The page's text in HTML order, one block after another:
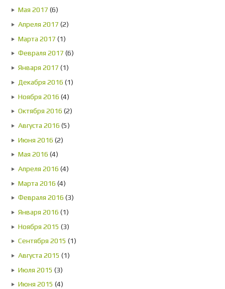
Мая 2017 (6)
Апреля 2017 (2)
Марта 2017 (1)
Февраля 2017 (6)
Января 2017 (1)
Декабря 2016 (1)
Ноября 2016 (4)
Октября 2016 (2)
Августа 2016 (5)
Июня 2016 (2)
Мая 2016 (4)
Апреля 2016 (4)
Марта 2016 (4)
Февраля 2016 (3)
Января 2016 (1)
Ноября 2015 (3)
Сентября 2015 (1)
Августа 2015 (1)
Июля 2015 (3)
Июня 2015 (4)